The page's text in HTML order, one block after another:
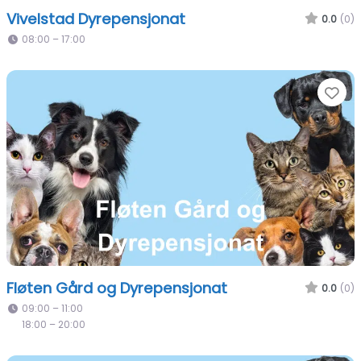
Vivelstad Dyrepensjonat 0.0 (0)
08:00 – 17:00
Fløten Gård og Dyrepensjonat 0.0 (0)
09:00 – 11:00
18:00 – 20:00